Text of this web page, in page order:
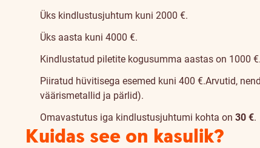
Üks kindlustusjuhtum kuni 2000 €.
Üks aasta kuni 4000 €.
Kindlustatud piletite kogusumma aastas on 1000 €.
Piiratud hüvitisega esemed kuni 400 €.Arvutid,
väärismetallid ja pärlid).
Omavastutus iga kindlustusjuhtumi kohta on 30 €.
Kuidas see on kasulik?